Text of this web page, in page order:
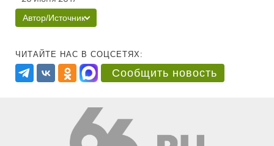
Автор/Источник
ЧИТАЙТЕ НАС В СОЦСЕТЯХ:
Сообщить новость